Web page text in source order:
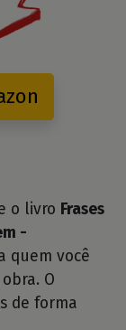
o livro Frases
-
quem você
O
de forma